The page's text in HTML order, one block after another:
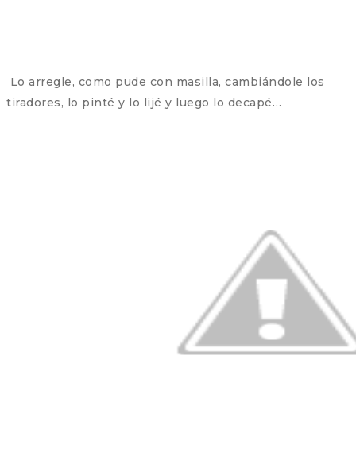
Lo arregle, como pude con masilla, cambiándole los
tiradores, lo pinté y lo lijé y luego lo decapé…